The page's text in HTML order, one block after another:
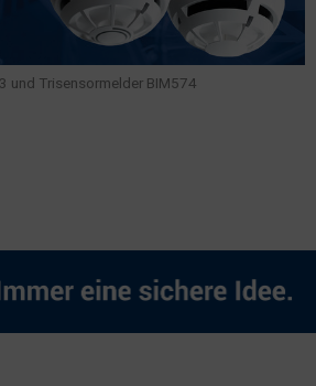
und Trisensormelder BIM574